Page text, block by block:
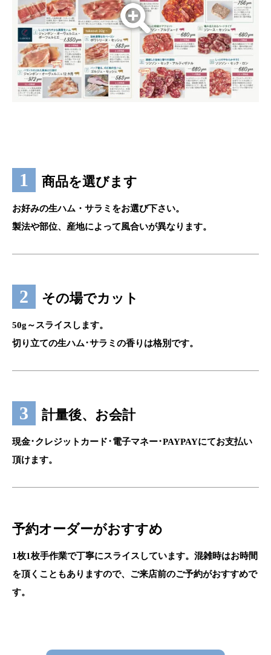
商品を選びます
お好みの生ハム・サラミをお選び下さい。
製法や部位、産地によって風合いが異なります。
その場でカット
50g～スライスします。
切り立ての生ハム･サラミの香りは格別です。
計量後、お会計
現金･クレジットカード･電子マネー･PAYPAYにてお支払い
頂けます。
予約オーダーがおすすめ
1枚1枚手作業で丁寧にスライスしています。混雑時はお時間
を頂くこともありますので、ご来店前のご予約がおすすめで
す。